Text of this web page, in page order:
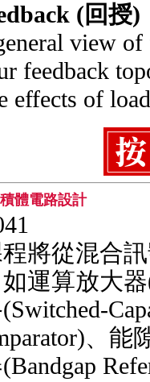
(回授)
view of
feedback
effects of
體電路設計
將從混合
運算放大
、